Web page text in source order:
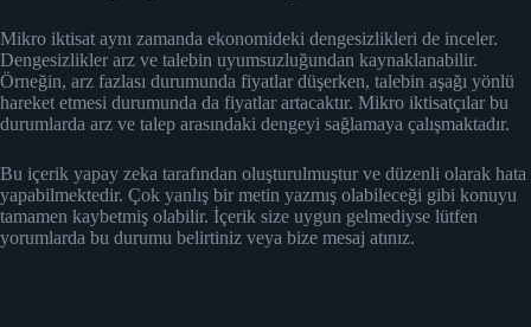
Mikro iktisat aynı zamanda ekonomideki dengesizlikleri de inceler.
Dengesizlikler arz ve talebin uyumsuzluğundan kaynaklanabilir.
Örneğin, arz fazlası durumunda fiyatlar düşerken, talebin aşağı yönlü
hareket etmesi durumunda da fiyatlar artacaktır. Mikro iktisatçılar bu
durumlarda arz ve talep arasındaki dengeyi sağlamaya çalışmaktadır.
Bu içerik yapay zeka tarafından oluşturulmuştur ve düzenli olarak hata
yapabilmektedir. Çok yanlış bir metin yazmış olabileceği gibi konuyu
tamamen kaybetmiş olabilir. İçerik size uygun gelmediyse lütfen
yorumlarda bu durumu belirtiniz veya bize mesaj atınız.